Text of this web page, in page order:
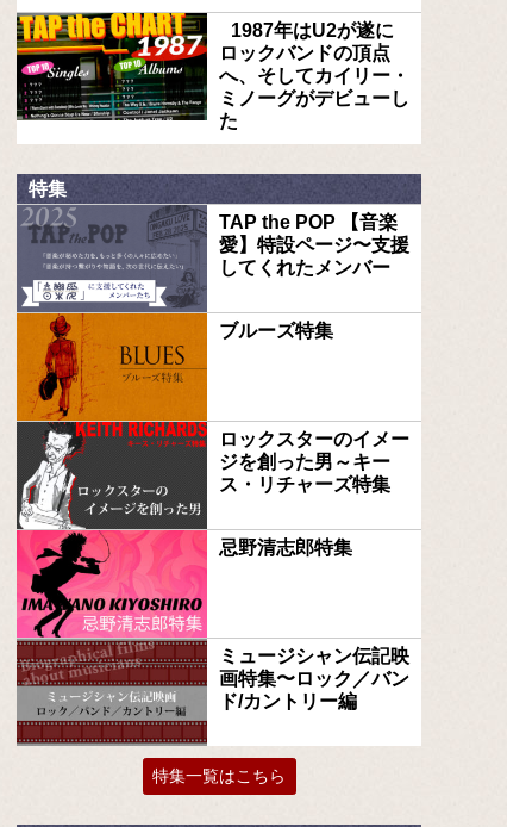
1987年はU2が遂に
ロックバンドの頂点
へ、そしてカイリー・
ミノーグがデビューし
た
特集
TAP the POP 【音楽
愛】特設ページ〜支援
してくれたメンバー
ブルーズ特集
ロックスターのイメー
ジを創った男～キー
ス・リチャーズ特集
忌野清志郎特集
ミュージシャン伝記映
画特集〜ロック／バン
ド/カントリー編
特集一覧はこちら